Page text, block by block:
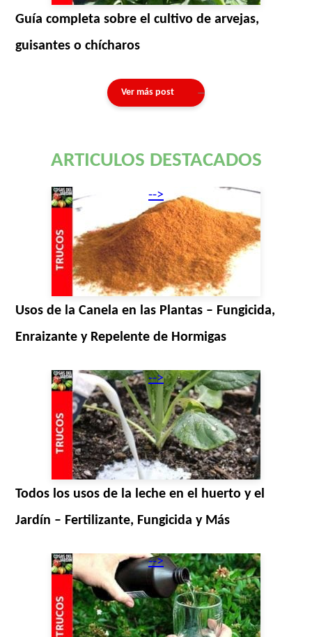
Guía completa sobre el cultivo de arvejas,
guisantes o chícharos
Ver más post
ARTICULOS DESTACADOS
-->
Usos de la Canela en las Plantas – Fungicida,
Enraizante y Repelente de Hormigas
-->
Todos los usos de la leche en el huerto y el
Jardín – Fertilizante, Fungicida y Más
-->